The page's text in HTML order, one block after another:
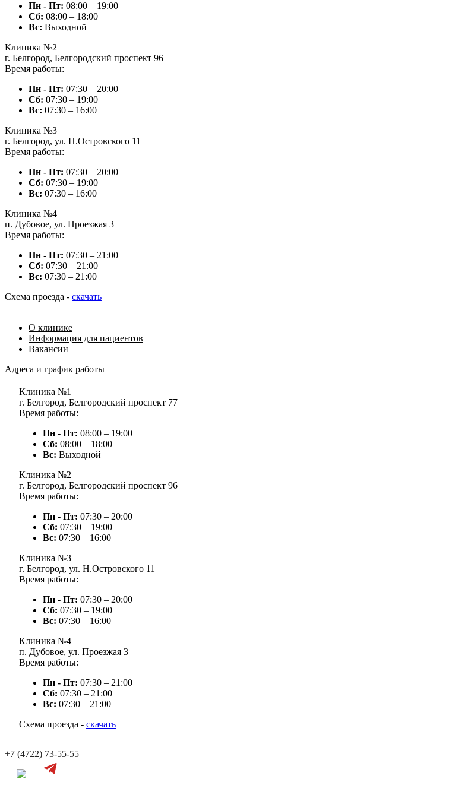
Пн - Пт: 08:00 – 19:00
Сб: 08:00 – 18:00
Вc: Выходной
Клиника №2
г. Белгород, Белгородский проспект 96
Время работы:
Пн - Пт: 07:30 – 20:00
Сб: 07:30 – 19:00
Вc: 07:30 – 16:00
Клиника №3
г. Белгород, ул. Н.Островского 11
Время работы:
Пн - Пт: 07:30 – 20:00
Сб: 07:30 – 19:00
Вc: 07:30 – 16:00
Клиника №4
п. Дубовое, ул. Проезжая 3
Время работы:
Пн - Пт: 07:30 – 21:00
Сб: 07:30 – 21:00
Вc: 07:30 – 21:00
Схема проезда - скачать
О клинике
Информация для пациентов
Вакансии
Адреса и график работы
Клиника №1
г. Белгород, Белгородский проспект 77
Время работы:
Пн - Пт: 08:00 – 19:00
Сб: 08:00 – 18:00
Вc: Выходной
Клиника №2
г. Белгород, Белгородский проспект 96
Время работы:
Пн - Пт: 07:30 – 20:00
Сб: 07:30 – 19:00
Вc: 07:30 – 16:00
Клиника №3
г. Белгород, ул. Н.Островского 11
Время работы:
Пн - Пт: 07:30 – 20:00
Сб: 07:30 – 19:00
Вc: 07:30 – 16:00
Клиника №4
п. Дубовое, ул. Проезжая 3
Время работы:
Пн - Пт: 07:30 – 21:00
Сб: 07:30 – 21:00
Вc: 07:30 – 21:00
Схема проезда - скачать
+7 (4722) 73-55-55